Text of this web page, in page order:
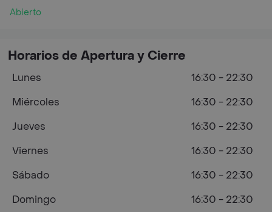
Abierto
Horarios de Apertura y Cierre
Lunes
16:30 - 22:30
Miércoles
16:30 - 22:30
Jueves
16:30 - 22:30
Viernes
16:30 - 22:30
Sábado
16:30 - 22:30
Domingo
16:30 - 22:30